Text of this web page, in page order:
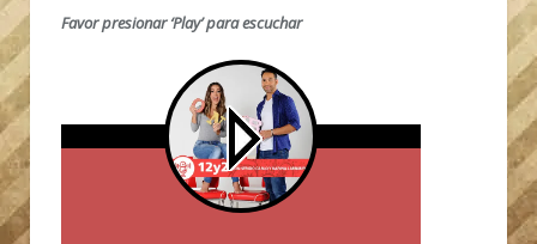
Favor presionar ‘Play’ para escuchar